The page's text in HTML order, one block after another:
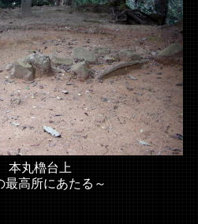
台上
最高所にあたる～